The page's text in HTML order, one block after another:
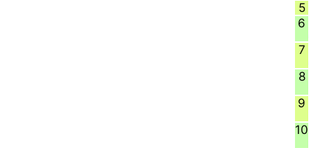
5
6
7
8
9
10